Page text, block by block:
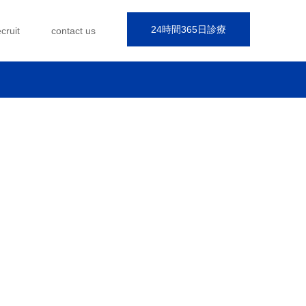
24時間365日診療
contact us